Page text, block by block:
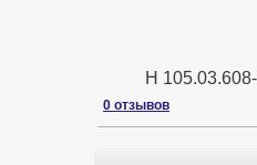
Н
0 отзывов